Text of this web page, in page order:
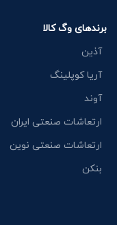
برندهای وگ کالا
آذین
آریا کوپلینگ
آوند
ارتعاشات صنعتی ایران
ارتعاشات صنعتی نوین
بنکن